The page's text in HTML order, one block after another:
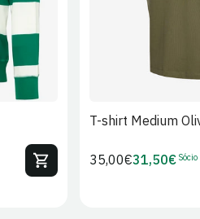
T-shirt Medium
Preço
35,00€Preço
31,50€ Sócio